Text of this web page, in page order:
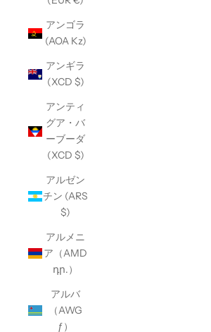
アンゴラ
(AOA Kz)
アンギラ
(XCD $)
アンティ
グア・バ
ーブーダ
(XCD $)
アルゼン
チン (ARS
$)
アルメニ
ア（AMD
դր.）
アルバ
（AWG
ƒ）